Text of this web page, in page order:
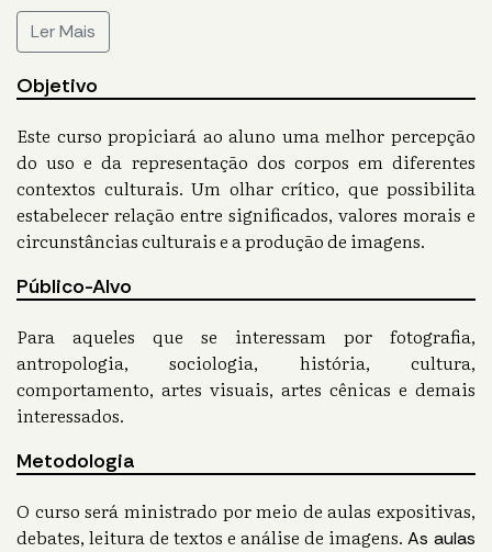
Ler Mais
Objetivo
Este curso propiciará ao aluno uma melhor percepção
do uso e da representação dos corpos em diferentes
contextos culturais. Um olhar crítico, que possibilita
estabelecer relação entre significados, valores morais e
circunstâncias culturais e a produção de imagens.
Público-Alvo
Para aqueles que se interessam por fotografia,
antropologia, sociologia, história, cultura,
comportamento, artes visuais, artes cênicas e demais
interessados.
Metodologia
O curso será ministrado por meio de aulas expositivas,
debates, leitura de textos e análise de imagens. As aulas